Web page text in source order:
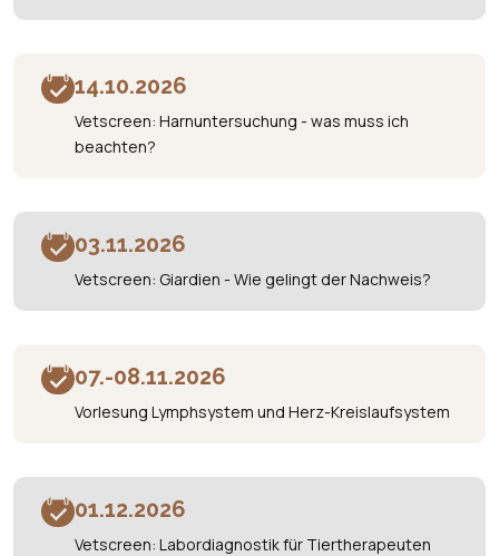
14.10.2026
Vetscreen: Harnuntersuchung - was muss ich
beachten?
03.11.2026
Vetscreen: Giardien - Wie gelingt der Nachweis?
07.-08.11.2026
Vorlesung Lymphsystem und Herz-Kreislaufsystem
01.12.2026
Vetscreen: Labordiagnostik für Tiertherapeuten